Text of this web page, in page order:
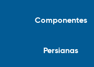
Componentes
Persianas